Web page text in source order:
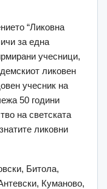
“Ликовна
за една
учесници,
ликовен
учесник на
50 години
на светската
ликовни
Битола,
Куманово,